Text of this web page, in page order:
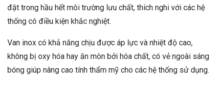
đặt trong hầu hết môi trường lưu chất, thích nghi với các hệ
thống có điều kiện khắc nghiệt.
Van inox có khả năng chịu được áp lực và nhiệt độ cao,
không bị oxy hóa hay ăn mòn bởi hóa chất, có vẻ ngoài sáng
bóng giúp nâng cao tính thẩm mỹ cho các hệ thống sử dụng.